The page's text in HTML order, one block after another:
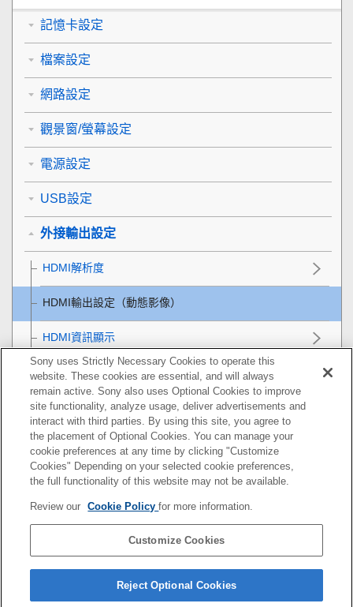
記憶卡設定
檔案設定
網路設定
觀景窗/螢幕設定
電源設定
USB設定
外接輸出設定
HDMI解析度
HDMI輸出設定 （動態影像）
HDMI資訊顯示
HDMI控制
一般設定
智慧型手機可用的功能
使用電腦
使用雲端服務
如果您遇到問題
Sony uses Strictly Necessary Cookies to operate this
website. These cookies are essential, and will always
remain active. Sony also uses Optional Cookies to improve
site functionality, analyze usage, deliver advertisements and
interact with third parties. By using this site, you agree to
the placement of Optional Cookies. You can manage your
cookie preferences at any time by clicking "Customize
Cookies" Depending on your selected cookie preferences,
the full functionality of this website may not be available.
Review our Cookie Policyfor more information.
Customize Cookies
Reject Optional Cookies